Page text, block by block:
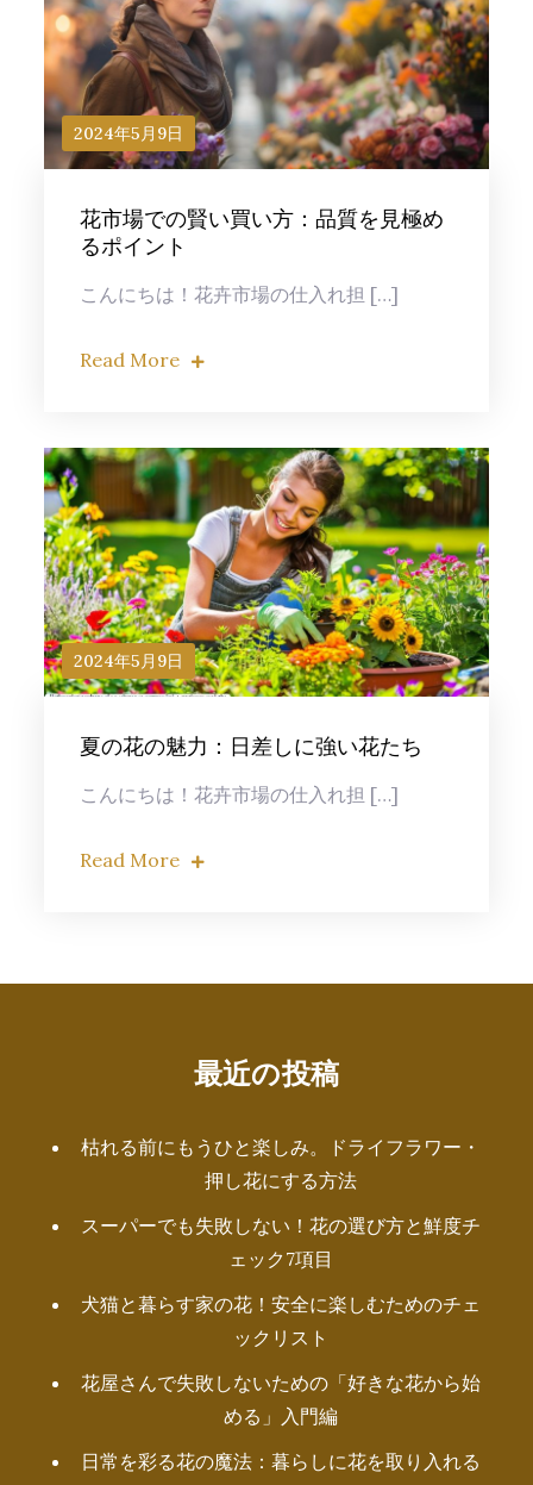
2024年5月9日
花市場での賢い買い方：品質を見極め
るポイント
こんにちは！花卉市場の仕入れ担 […]
Read More
2024年5月9日
夏の花の魅力：日差しに強い花たち
こんにちは！花卉市場の仕入れ担 […]
Read More
最近の投稿
枯れる前にもうひと楽しみ。ドライフラワー・
押し花にする方法
スーパーでも失敗しない！花の選び方と鮮度チ
ェック7項目
犬猫と暮らす家の花！安全に楽しむためのチェ
ックリスト
花屋さんで失敗しないための「好きな花から始
める」入門編
日常を彩る花の魔法：暮らしに花を取り入れる